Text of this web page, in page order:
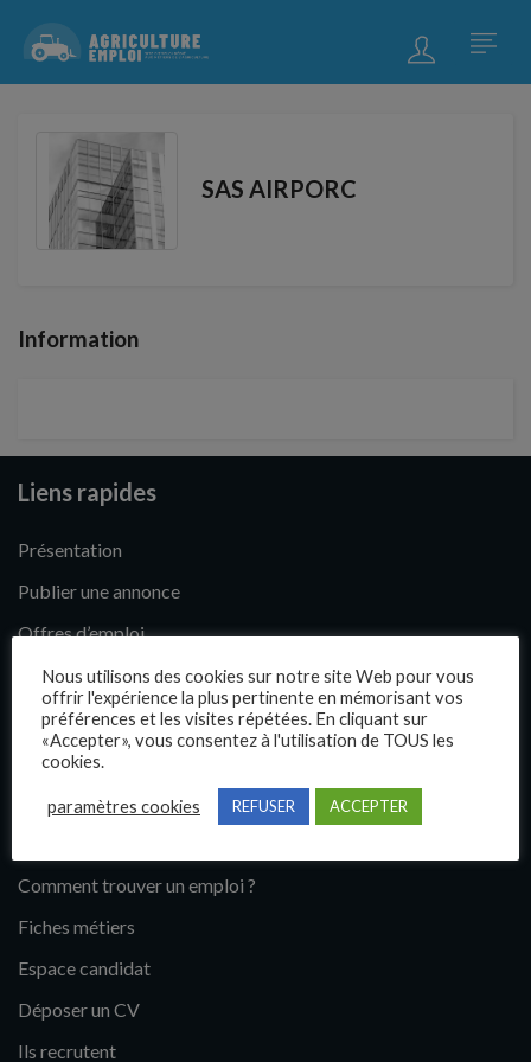
SAS AIRPORC
Information
Liens rapides
Présentation
Publier une annonce
Offres d’emploi
Questions fréquentes
Blog
Contact
Comment trouver un emploi ?
Fiches métiers
Espace candidat
Déposer un CV
Ils recrutent
Nous utilisons des cookies sur notre site Web pour vous
offrir l'expérience la plus pertinente en mémorisant vos
préférences et les visites répétées. En cliquant sur
«Accepter», vous consentez à l'utilisation de TOUS les
cookies.
paramètres cookies REFUSER ACCEPTER